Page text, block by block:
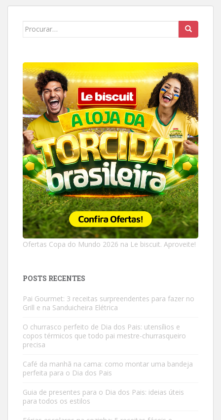
Search
Ofertas Copa do Mundo 2026 na Le biscuit. Aproveite!
POSTS RECENTES
Pai Gourmet: 3 receitas surpreendentes para fazer no
Grill e na Sanduicheira Elétrica
O churrasco perfeito de Dia dos Pais: utensílios e
copos térmicos que todo pai mestre-churrasqueiro
precisa
Café da manhã na cama: como montar uma bandeja
perfeita para o Dia dos Pais
Guia de presentes para o Dia dos Pais: ideias úteis
para todos os estilos